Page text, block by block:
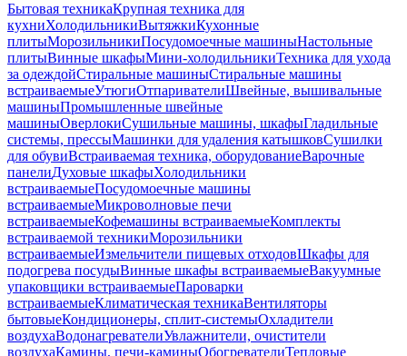
Бытовая техникаКрупная техника для
кухниХолодильникиВытяжкиКухонные
плитыМорозильникиПосудомоечные машиныНастольные
плитыВинные шкафыМини-холодильникиТехника для ухода
за одеждойСтиральные машиныСтиральные машины
встраиваемыеУтюгиОтпаривателиШвейные, вышивальные
машиныПромышленные швейные
машиныОверлокиСушильные машины, шкафыГладильные
системы, прессыМашинки для удаления катышковСушилки
для обувиВстраиваемая техника, оборудованиеВарочные
панелиДуховые шкафыХолодильники
встраиваемыеПосудомоечные машины
встраиваемыеМикроволновые печи
встраиваемыеКофемашины встраиваемыеКомплекты
встраиваемой техникиМорозильники
встраиваемыеИзмельчители пищевых отходовШкафы для
подогрева посудыВинные шкафы встраиваемыеВакуумные
упаковщики встраиваемыеПароварки
встраиваемыеКлиматическая техникаВентиляторы
бытовыеКондиционеры, сплит-системыОхладители
воздухаВодонагревателиУвлажнители, очистители
воздухаКамины, печи-каминыОбогревателиТепловые